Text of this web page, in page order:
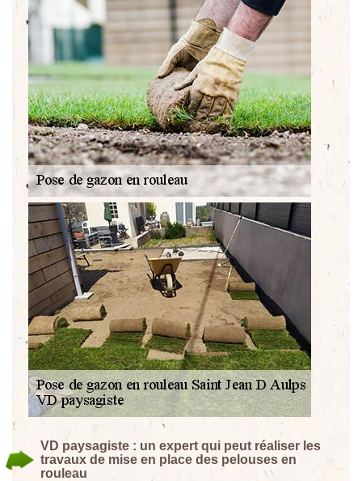
VD paysagiste : un expert qui peut réaliser les
travaux de mise en place des pelouses en
rouleau